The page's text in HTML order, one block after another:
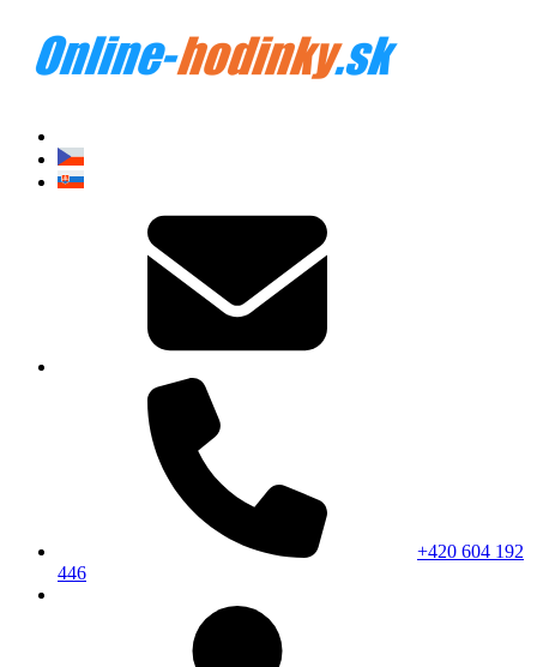
+420 604 192
446